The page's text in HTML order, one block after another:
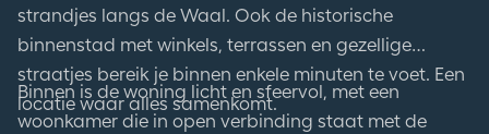
strandjes langs de Waal. Ook de historische
binnenstad met winkels, terrassen en gezellige
straatjes bereik je binnen enkele minuten te voet. Een
locatie waar alles samenkomt.
Binnen is de woning licht en sfeervol, met een
woonkamer die in open verbinding staat met de